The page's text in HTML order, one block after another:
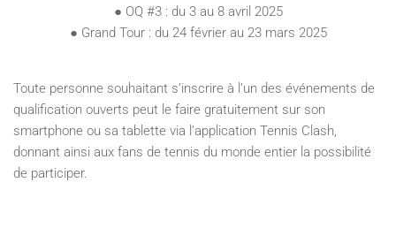
● OQ #3 : du 3 au 8 avril 2025
● Grand Tour : du 24 février au 23 mars 2025
Toute personne souhaitant s’inscrire à l’un des événements de
qualification ouverts peut le faire gratuitement sur son
smartphone ou sa tablette via l’application Tennis Clash,
donnant ainsi aux fans de tennis du monde entier la possibilité
de participer.